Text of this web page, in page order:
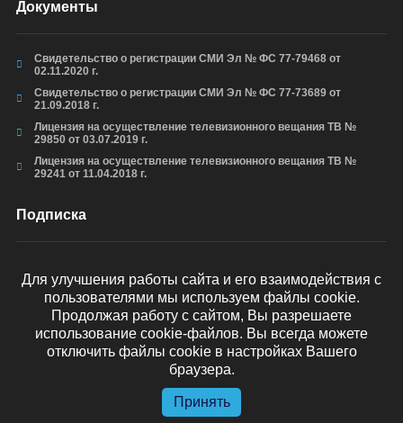
Документы
Свидетельство о регистрации СМИ Эл № ФС 77-79468 от
02.11.2020 г.
Свидетельство о регистрации СМИ Эл № ФС 77-73689 от
21.09.2018 г.
Лицензия на осуществление телевизионного вещания ТВ №
29850 от 03.07.2019 г.
Лицензия на осуществление телевизионного вещания ТВ №
29241 от 11.04.2018 г.
Подписка
ОТПРАВИТЬ
. Все права защищены.
Для улучшения работы сайта и его взаимодействия с
пользователями мы используем файлы cookie.
Продолжая работу с сайтом, Вы разрешаете
использование cookie-файлов. Вы всегда можете
отключить файлы cookie в настройках Вашего
браузера.
Принять